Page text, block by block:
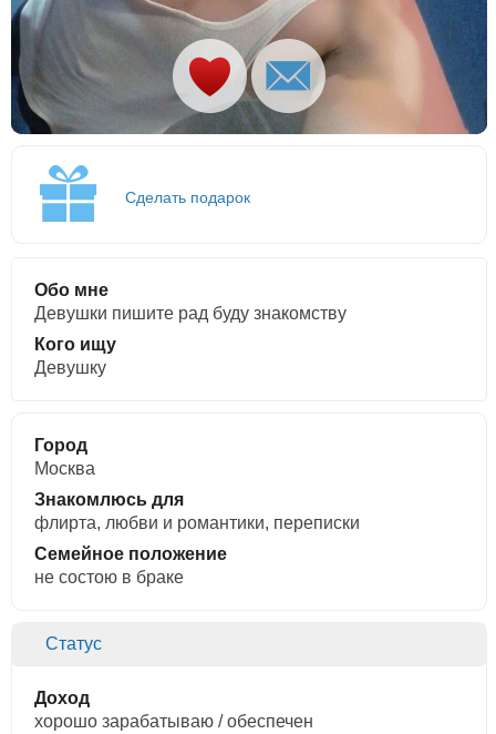
Сделать подарок
Обо мне
Девушки пишите рад буду знакомству
Кого ищу
Девушку
Город
Москва
Знакомлюсь для
флирта, любви и романтики, переписки
Семейное положение
не состою в браке
Статус
Доход
хорошо зарабатываю / обеспечен